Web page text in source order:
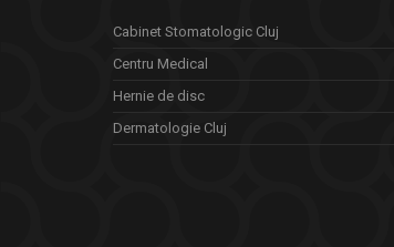
Cabinet Stomatologic Cluj
Centru Medical
Hernie de disc
Dermatologie Cluj